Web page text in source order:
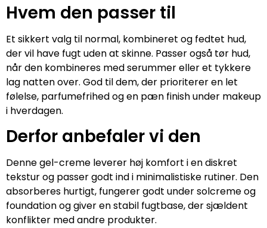
Hvem den passer til
Et sikkert valg til normal, kombineret og fedtet hud,
der vil have fugt uden at skinne. Passer også tør hud,
når den kombineres med serummer eller et tykkere
lag natten over. God til dem, der prioriterer en let
følelse, parfumefrihed og en pæn finish under makeup
i hverdagen.
Derfor anbefaler vi den
Denne gel-creme leverer høj komfort i en diskret
tekstur og passer godt ind i minimalistiske rutiner. Den
absorberes hurtigt, fungerer godt under solcreme og
foundation og giver en stabil fugtbase, der sjældent
konflikter med andre produkter.